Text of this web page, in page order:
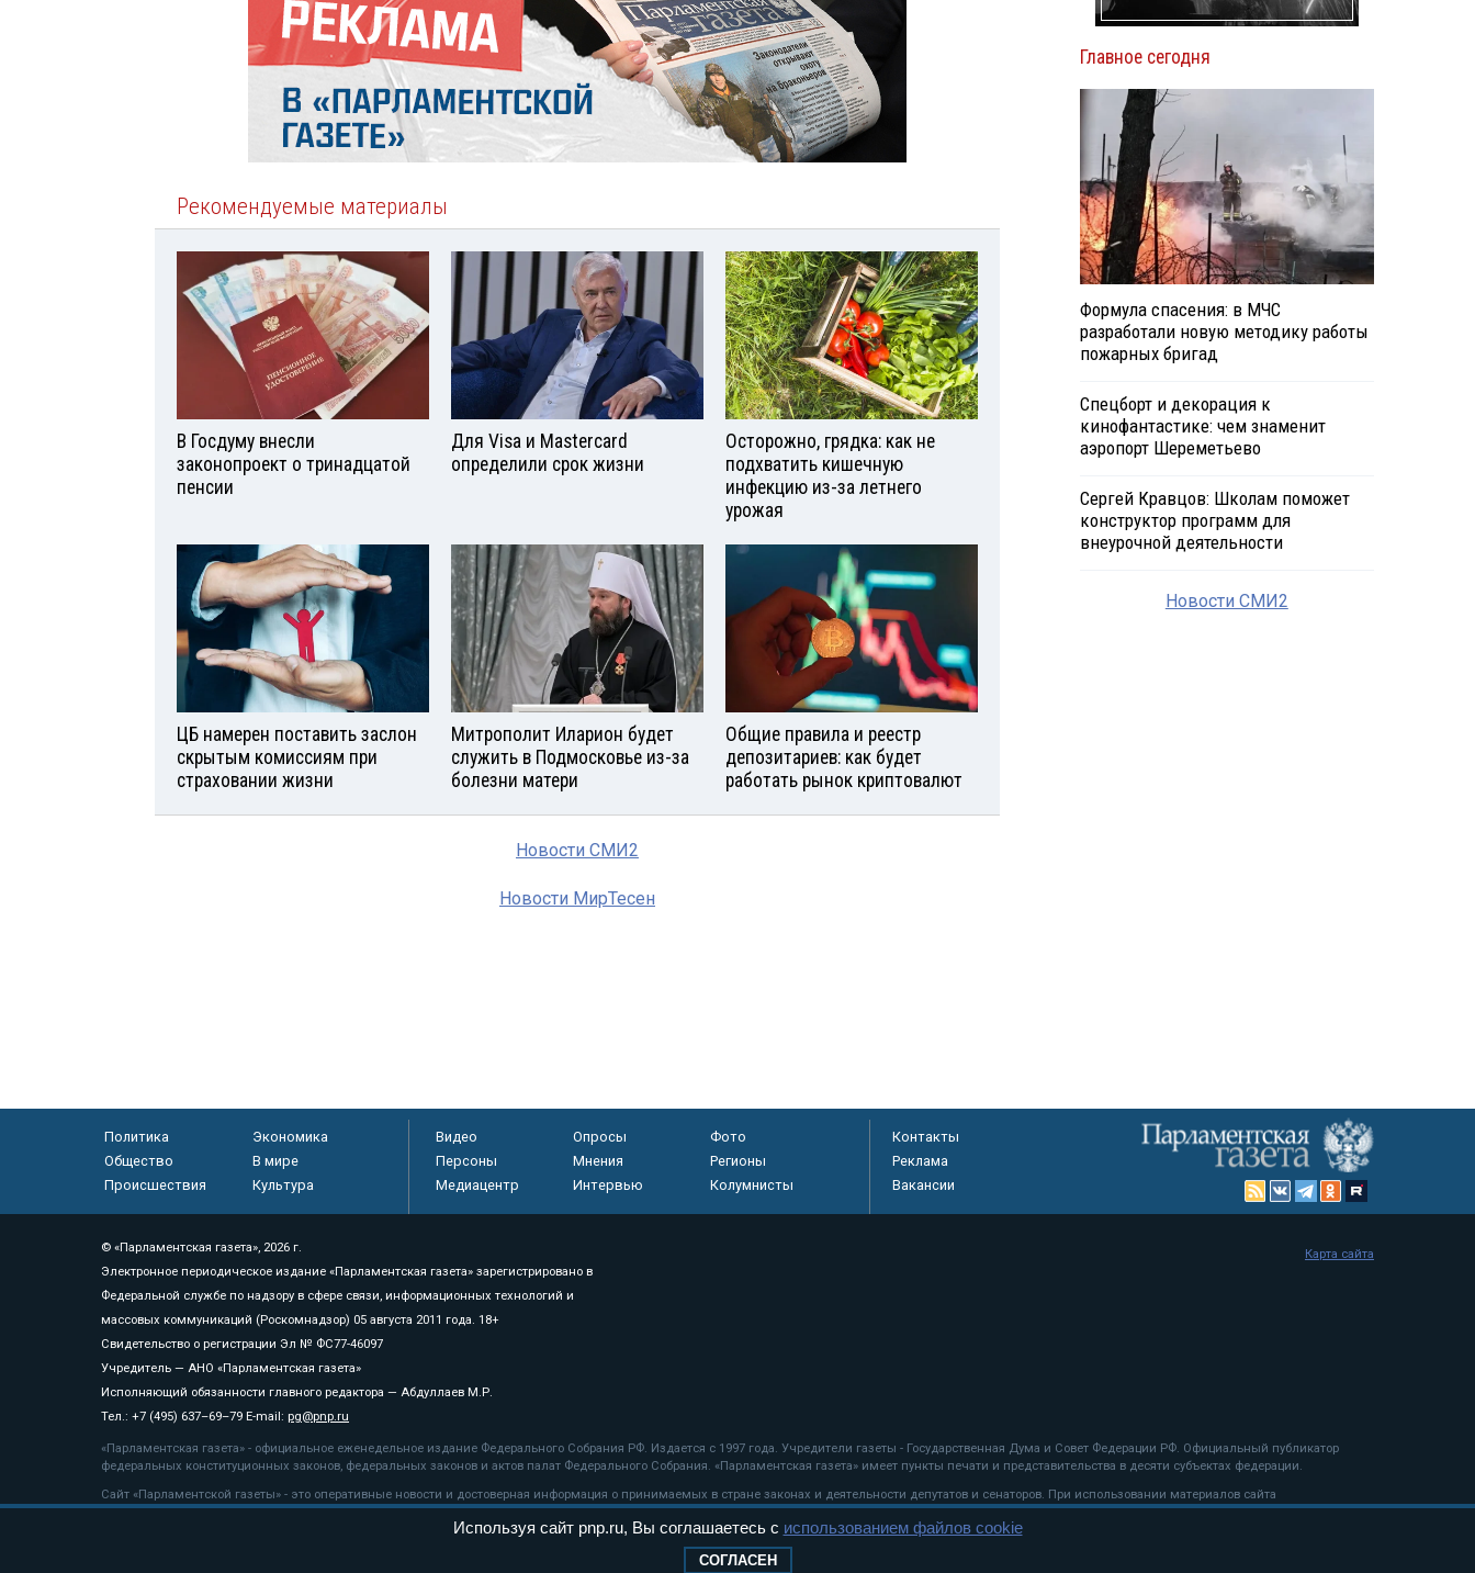
Рекомендуемые материалы
В Госдуму внесли
законопроект о тринадцатой
пенсии
Для Visа и Mastercard
определили срок жизни
Осторожно, грядка: как не
подхватить кишечную
инфекцию из-за летнего
урожая
ЦБ намерен поставить заслон
скрытым комиссиям при
страховании жизни
Митрополит Иларион будет
служить в Подмосковье из-за
болезни матери
Общие правила и реестр
депозитариев: как будет
работать рынок криптовалют
Новости СМИ2
Новости МирТесен
Главное сегодня
Формула спасения: в МЧС
разработали новую методику работы
пожарных бригад
Спецборт и декорация к
кинофантастике: чем знаменит
аэропорт Шереметьево
Сергей Кравцов: Школам поможет
конструктор программ для
внеурочной деятельности
Новости СМИ2
Политика
Экономика
Общество
В мире
Происшествия
Культура
Видео Опросы
Фото
Персоны
Мнения
Регионы
Медиацентр
Интервью Колумнисты
Контакты
Реклама
Вакансии
© «Парламентская газета», 2026 г.
Электронное периодическое издание «Парламентская газета» зарегистрировано в
Федеральной службе по надзору в сфере связи, информационных технологий и
массовых коммуникаций (Роскомнадзор) 05 августа 2011 года. 18+
Свидетельство о регистрации Эл № ФС77-46097
Учредитель — АНО «Парламентская газета»
Исполняющий обязанности главного редактора — Абдуллаев М.Р.
Тел.: +7 (495) 637–69–79 E-mail: pg@pnp.ru
«Парламентская газета» - официальное еженедельное издание Федерального Собрания РФ. Издается с 1997 года. Учредители газеты - Государственная Дума и Совет Федерации РФ. Официальный публикатор
федеральных конституционных законов, федеральных законов и актов палат Федерального Собрания. «Парламентская газета» имеет пункты печати и представительства в десяти субъектах федерации.
Сайт «Парламентской газеты» - это оперативные новости и достоверная информация о принимаемых в стране законах и деятельности депутатов и сенаторов. При использовании материалов сайта
«Парламентской газеты» активная ссылка на pnp.ru обязательна.
рекомендательные технологии
Карта сайта
Используя сайт pnp.ru, Вы соглашаетесь с использованием файлов cookie
СОГЛАСЕН